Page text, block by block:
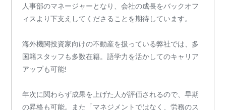
人事部のマネージャーとなり、会社の成長をバックオフ
ィスより下支えしてくださることを期待しています。
海外機関投資家向けの不動産を扱っている弊社では、多
国籍スタッフも多数在籍。語学力を活かしてのキャリア
アップも可能!
年次に関わらず成果を上げた人が評価されるので、早期
の昇格も可能。また「マネジメントではなく、労務のス